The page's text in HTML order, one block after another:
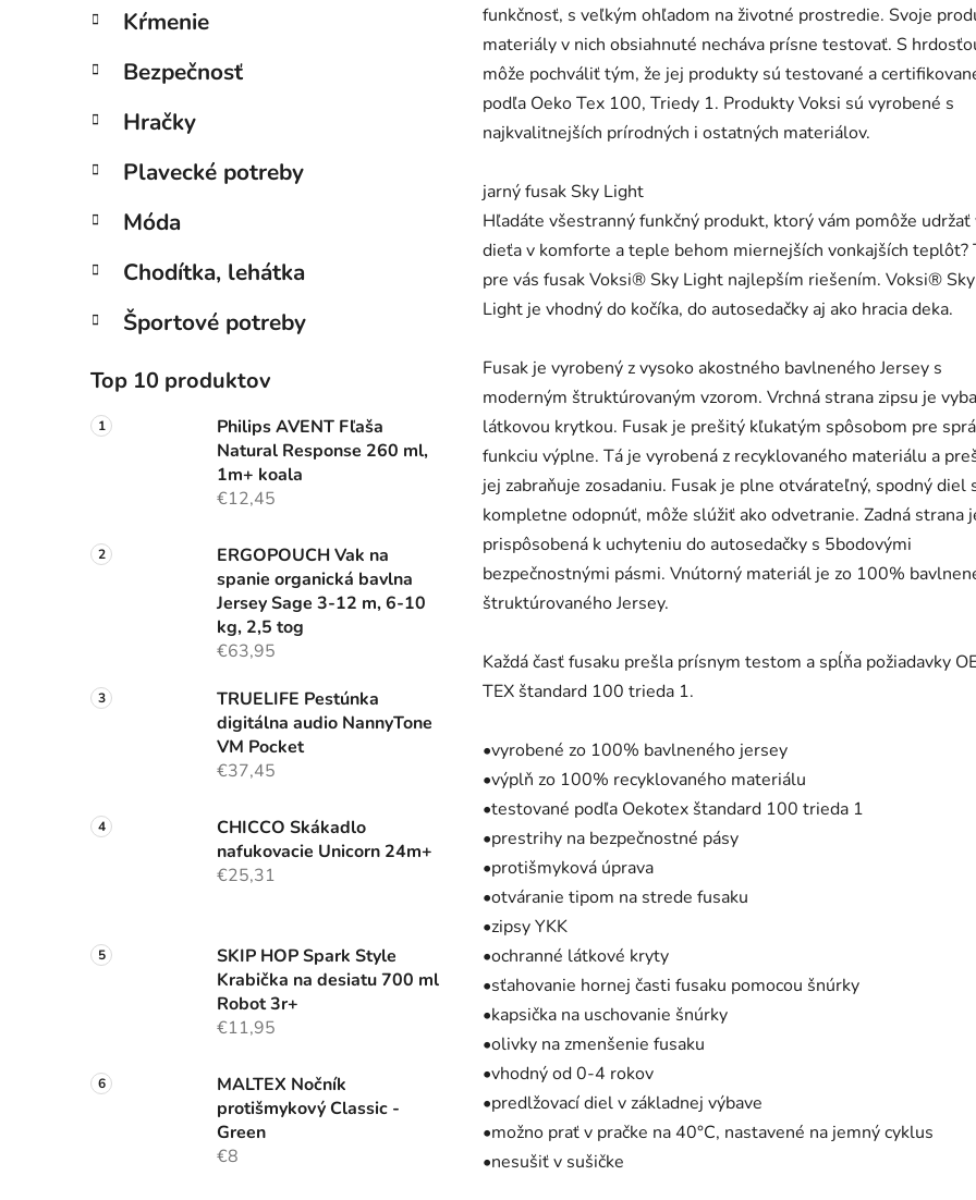
Kŕmenie
Bezpečnosť
Hračky
Plavecké potreby
Móda
Chodítka, lehátka
Športové potreby
Top 10 produktov
Philips AVENT Fľaša
Natural Response 260 ml,
1m+ koala
€12,45
ERGOPOUCH Vak na
spanie organická bavlna
Jersey Sage 3-12 m, 6-10
kg, 2,5 tog
€63,95
TRUELIFE Pestúnka
digitálna audio NannyTone
VM Pocket
€37,45
CHICCO Skákadlo
nafukovacie Unicorn 24m+
€25,31
SKIP HOP Spark Style
Krabička na desiatu 700 ml
Robot 3r+
€11,95
MALTEX Nočník
protišmykový Classic -
Green
€8
funkčnosť, s veľkým ohľadom na životné prostredie. Svoje
materiály v nich obsiahnuté necháva prísne testovať. S
môže pochváliť tým, že jej produkty sú testované a
podľa Oeko Tex 100, Triedy 1. Produkty Voksi sú vyrobené s
najkvalitnejších prírodných i ostatných materiálov.
jarný fusak Sky Light
Hľadáte všestranný funkčný produkt, ktorý vám pomôže udržať
dieťa v komforte a teple behom miernejších vonkajších teplôt?
pre vás fusak Voksi® Sky Light najlepším riešením. Voksi® Sky
Light je vhodný do kočíka, do autosedačky aj ako hracia deka.
Fusak je vyrobený z vysoko akostného bavlneného Jersey s
moderným štruktúrovaným vzorom. Vrchná strana zipsu je
látkovou krytkou. Fusak je prešitý kľukatým spôsobom pre
funkciu výplne. Tá je vyrobená z recyklovaného materiálu a
jej zabraňuje zosadaniu. Fusak je plne otvárateľný, spodný diel
kompletne odopnúť, môže slúžiť ako odvetranie. Zadná strana
prispôsobená k uchyteniu do autosedačky s 5bodovými
bezpečnostnými pásmi. Vnútorný materiál je zo 100%
štruktúrovaného Jersey.
Každá časť fusaku prešla prísnym testom a spĺňa požiadavky
TEX štandard 100 trieda 1.
•vyrobené zo 100% bavlneného jersey
•výplň zo 100% recyklovaného materiálu
•testované podľa Oekotex štandard 100 trieda 1
•prestrihy na bezpečnostné pásy
•protišmyková úprava
•otváranie tipom na strede fusaku
•zipsy YKK
•ochranné látkové kryty
•sťahovanie hornej časti fusaku pomocou šnúrky
•kapsička na uschovanie šnúrky
•olivky na zmenšenie fusaku
•vhodný od 0-4 rokov
•predlžovací diel v základnej výbave
•možno prať v pračke na 40°C, nastavené na jemný cyklus
•nesušiť v sušičke